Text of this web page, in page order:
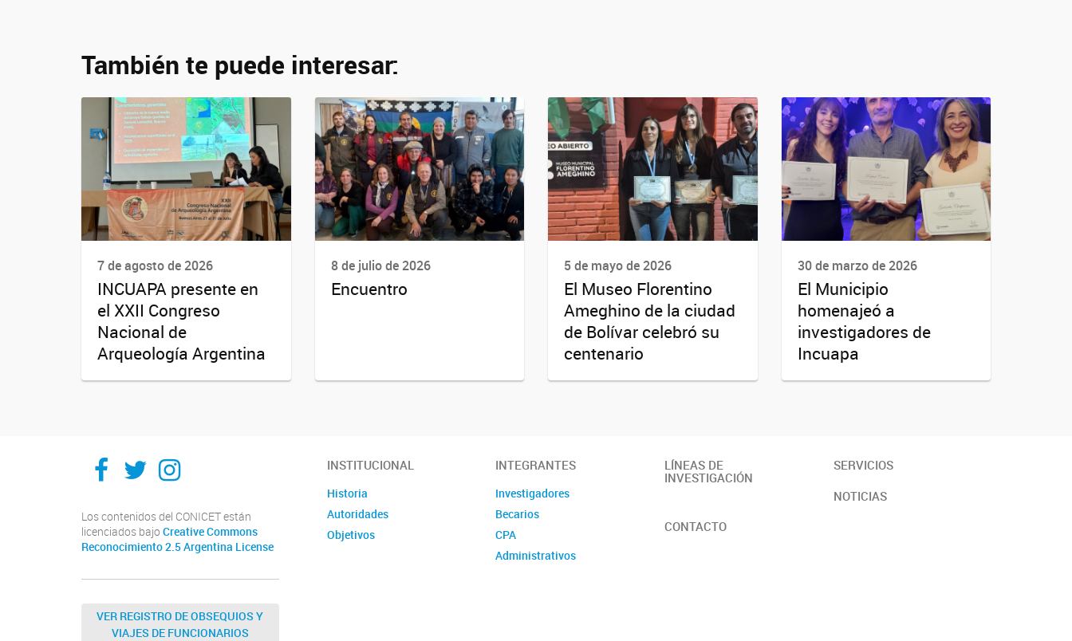
También te puede interesar:
7 de agosto de 2026
INCUAPA presente en
el XXII Congreso
Nacional de
Arqueología Argentina
8 de julio de 2026
Encuentro
5 de mayo de 2026
El Museo Florentino
Ameghino de la ciudad
de Bolívar celebró su
centenario
30 de marzo de 2026
El Municipio
homenajeó a
investigadores de
Incuapa
Facebook
TwitterInstagram
Los contenidos del CONICET están
licenciados bajo Creative Commons
Reconocimiento 2.5 Argentina License
VER REGISTRO DE OBSEQUIOS Y
VIAJES DE FUNCIONARIOS
INSTITUCIONAL
Historia
Autoridades
Objetivos
INTEGRANTES
Investigadores
Becarios
CPA
Administrativos
LÍNEAS DE
INVESTIGACIÓN
SERVICIOS
NOTICIAS
CONTACTO